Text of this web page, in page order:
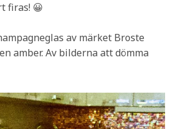
firas! 😀
av märket Broste
amber. Av bilderna att dömma